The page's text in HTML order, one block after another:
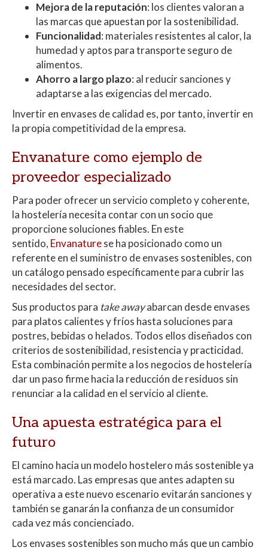
Mejora de la reputación: los clientes valoran a
las marcas que apuestan por la sostenibilidad.
Funcionalidad: materiales resistentes al calor, la
humedad y aptos para transporte seguro de
alimentos.
Ahorro a largo plazo: al reducir sanciones y
adaptarse a las exigencias del mercado.
Invertir en envases de calidad es, por tanto, invertir en
la propia competitividad de la empresa.
Envanature como ejemplo de
proveedor especializado
Para poder ofrecer un servicio completo y coherente,
la hostelería necesita contar con un socio que
proporcione soluciones fiables. En este
sentido, Envanaturese ha posicionado como un
referente en el suministro de envases sostenibles, con
un catálogo pensado específicamente para cubrir las
necesidades del sector.
Sus productos para take awayabarcan desde envases
para platos calientes y fríos hasta soluciones para
postres, bebidas o helados. Todos ellos diseñados con
criterios de sostenibilidad, resistencia y practicidad.
Esta combinación permite a los negocios de hostelería
dar un paso firme hacia la reducción de residuos sin
renunciar a la calidad en el servicio al cliente.
Una apuesta estratégica para el
futuro
El camino hacia un modelo hostelero más sostenible ya
está marcado. Las empresas que antes adapten su
operativa a este nuevo escenario evitarán sanciones y
también se ganarán la confianza de un consumidor
cada vez más concienciado.
Los envases sostenibles son mucho más que un cambio